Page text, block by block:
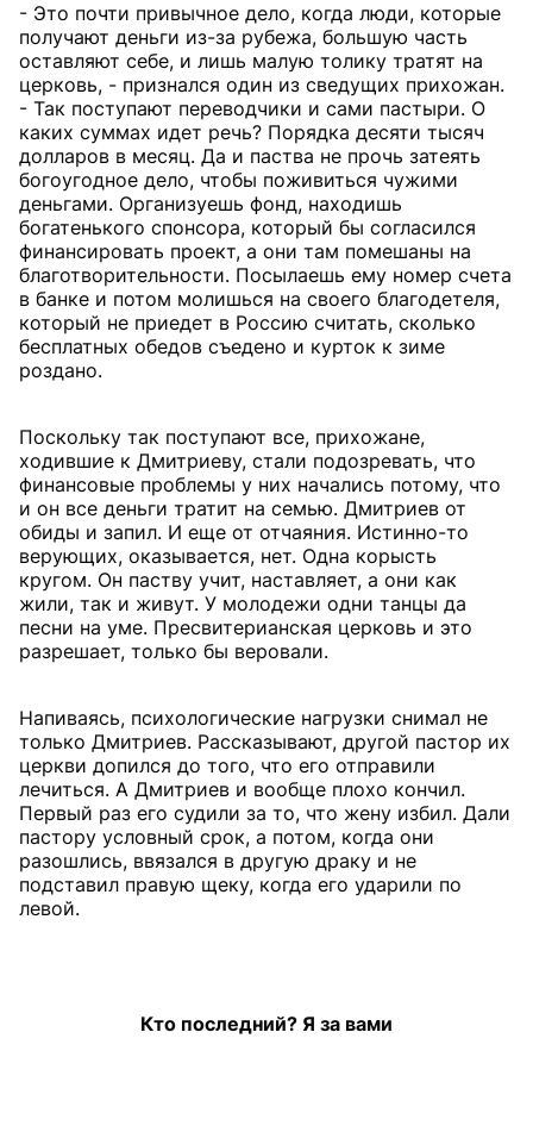
- Это почти привычное дело, когда люди, которые
получают деньги из-за рубежа, большую часть
оставляют себе, и лишь малую толику тратят на
церковь, - признался один из сведущих прихожан.
- Так поступают переводчики и сами пастыри. О
каких суммах идет речь? Порядка десяти тысяч
долларов в месяц. Да и паства не прочь затеять
богоугодное дело, чтобы поживиться чужими
деньгами. Организуешь фонд, находишь
богатенького спонсора, который бы согласился
финансировать проект, а они там помешаны на
благотворительности. Посылаешь ему номер счета
в банке и потом молишься на своего благодетеля,
который не приедет в Россию считать, сколько
бесплатных обедов съедено и курток к зиме
роздано.
Поскольку так поступают все, прихожане,
ходившие к Дмитриеву, стали подозревать, что
финансовые проблемы у них начались потому, что
и он все деньги тратит на семью. Дмитриев от
обиды и запил. И еще от отчаяния. Истинно-то
верующих, оказывается, нет. Одна корысть
кругом. Он паству учит, наставляет, а они как
жили, так и живут. У молодежи одни танцы да
песни на уме. Пресвитерианская церковь и это
разрешает, только бы веровали.
Напиваясь, психологические нагрузки снимал не
только Дмитриев. Рассказывают, другой пастор их
церкви допился до того, что его отправили
лечиться. А Дмитриев и вообще плохо кончил.
Первый раз его судили за то, что жену избил. Дали
пастору условный срок, а потом, когда они
разошлись, ввязался в другую драку и не
подставил правую щеку, когда его ударили по
левой.
Кто последний? Я за вами